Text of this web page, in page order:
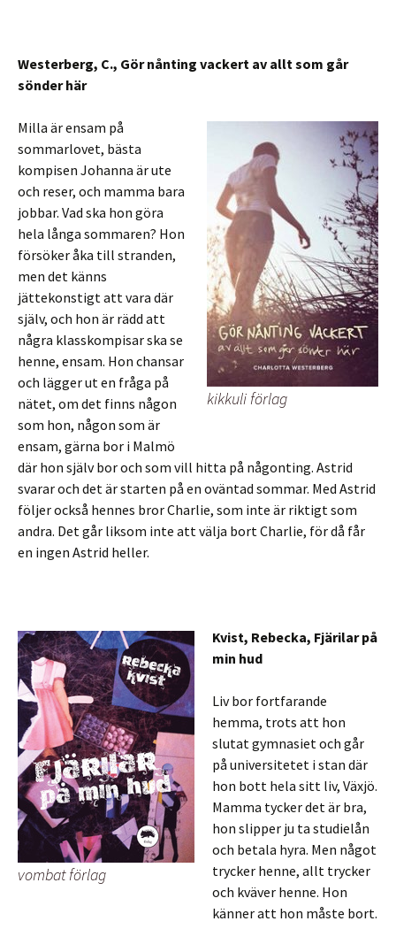
Westerberg, C., Gör nånting vackert av allt som går
sönder här
kikkuli förlag
Milla är ensam på
sommarlovet, bästa
kompisen Johanna är ute
och reser, och mamma bara
jobbar. Vad ska hon göra
hela långa sommaren? Hon
försöker åka till stranden,
men det känns
jättekonstigt att vara där
själv, och hon är rädd att
några klasskompisar ska se
henne, ensam. Hon chansar
och lägger ut en fråga på
nätet, om det finns någon
som hon, någon som är
ensam, gärna bor i Malmö
där hon själv bor och som vill hitta på någonting. Astrid
svarar och det är starten på en oväntad sommar. Med Astrid
följer också hennes bror Charlie, som inte är riktigt som
andra. Det går liksom inte att välja bort Charlie, för då får
en ingen Astrid heller.
vombat förlag
Kvist, Rebecka, Fjärilar på
min hud
Liv bor fortfarande
hemma, trots att hon
slutat gymnasiet och går
på universitetet i stan där
hon bott hela sitt liv, Växjö.
Mamma tycker det är bra,
hon slipper ju ta studielån
och betala hyra. Men något
trycker henne, allt trycker
och kväver henne. Hon
känner att hon måste bort.